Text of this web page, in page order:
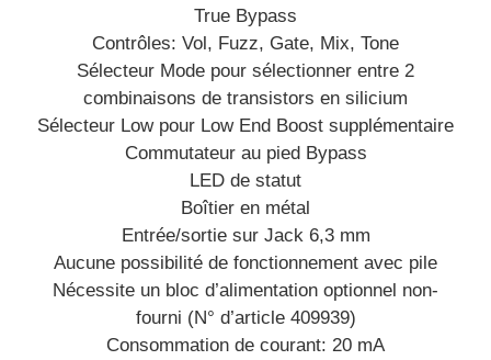
True Bypass
Contrôles: Vol, Fuzz, Gate, Mix, Tone
Sélecteur Mode pour sélectionner entre 2
combinaisons de transistors en silicium
Sélecteur Low pour Low End Boost supplémentaire
Commutateur au pied Bypass
LED de statut
Boîtier en métal
Entrée/sortie sur Jack 6,3 mm
Aucune possibilité de fonctionnement avec pile
Nécessite un bloc d’alimentation optionnel non-
fourni (N° d’article 409939)
Consommation de courant: 20 mA